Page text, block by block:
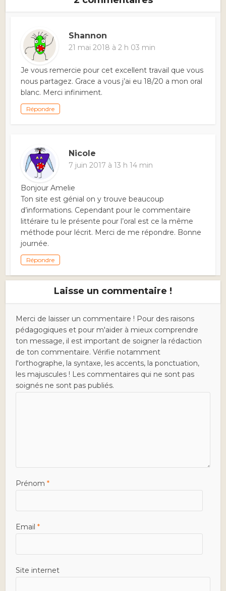
Shannon
21 mai 2018 à 2 h 03 min
Je vous remercie pour cet excellent travail que vous
nous partagez. Grace a vous j’ai eu 18/20 a mon oral
blanc. Merci infiniment.
Répondre
Nicole
7 juin 2017 à 13 h 14 min
Bonjour Amelie
Ton site est génial on y trouve beaucoup
d’informations. Cependant pour le commentaire
littéraire tu le présente pour l’oral est ce la même
méthode pour lécrit. Merci de me répondre. Bonne
journée.
Répondre
Laisse un commentaire !
Merci de laisser un commentaire ! Pour des raisons
pédagogiques et pour m'aider à mieux comprendre
ton message, il est important de soigner la rédaction
de ton commentaire. Vérifie notamment
l'orthographe, la syntaxe, les accents, la ponctuation,
les majuscules ! Les commentaires qui ne sont pas
soignés ne sont pas publiés.
Prénom*
Email*
Site internet